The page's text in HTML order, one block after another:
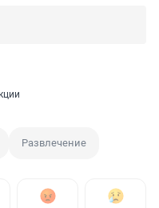
Развлечение